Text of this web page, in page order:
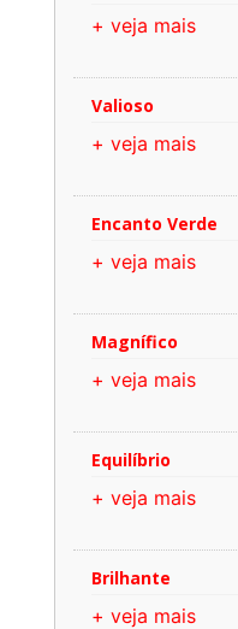
+ veja mais
Valioso
+ veja mais
Encanto Verde
+ veja mais
Magnífico
+ veja mais
Equilíbrio
+ veja mais
Brilhante
+ veja mais